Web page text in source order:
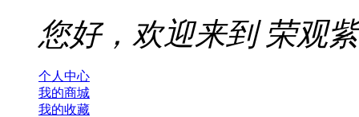
您好，欢迎来到 荣观
个人中心
我的商城
我的收藏